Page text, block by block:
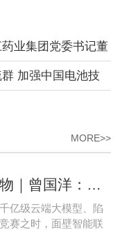
业集团党委书记董
级区域性智慧生态
加强中国电池技
MORE>>
亿级云端大模型、陷
赛之时，面壁智能联